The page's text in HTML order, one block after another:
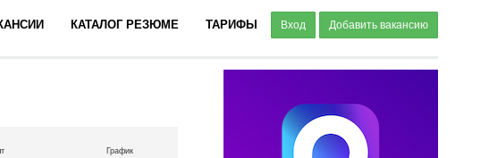
КАТАЛОГ РЕЗЮМЕ ТАРИФЫ Вход Добавить вакансию
График